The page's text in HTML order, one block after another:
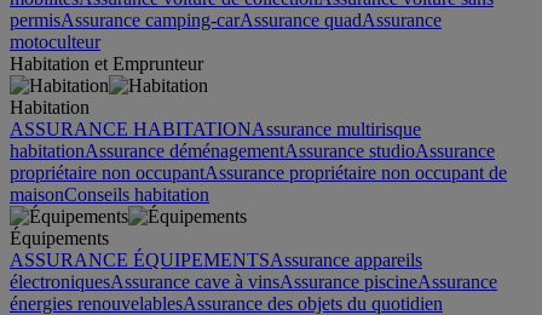
permisAssurance camping-carAssurance quadAssurance
motoculteur
Habitation et Emprunteur
Habitation
ASSURANCE HABITATIONAssurance multirisque
habitationAssurance déménagementAssurance studioAssurance
propriétaire non occupantAssurance propriétaire non occupant de
maisonConseils habitation
Équipements
ASSURANCE ÉQUIPEMENTSAssurance appareils
électroniquesAssurance cave à vinsAssurance piscineAssurance
énergies renouvelablesAssurance des objets du quotidien